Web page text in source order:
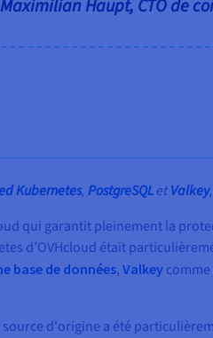
Maximilian Haupt, CTO de
Kubernetes, PostgreSQLetValkey
qui garantit pleinement la
d’OVHcloud était
base de données, Valkey
d'origine a été